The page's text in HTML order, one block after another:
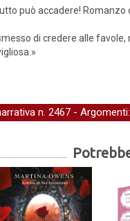
può accadere! Romanzo
di credere alle
n. 2467 -